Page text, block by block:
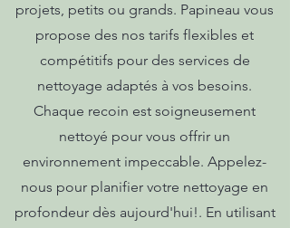
projets, petits ou grands. Papineau vous
propose des nos tarifs flexibles et
compétitifs pour des services de
nettoyage adaptés à vos besoins.
Chaque recoin est soigneusement
nettoyé pour vous offrir un
environnement impeccable. Appelez-
nous pour planifier votre nettoyage en
profondeur dès aujourd'hui!. En utilisant